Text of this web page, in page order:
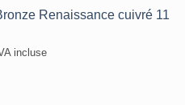
Renaissance cuivré 11
incluse